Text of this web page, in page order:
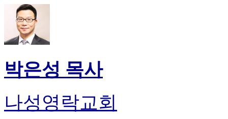
박은성 목사
나성영락교회